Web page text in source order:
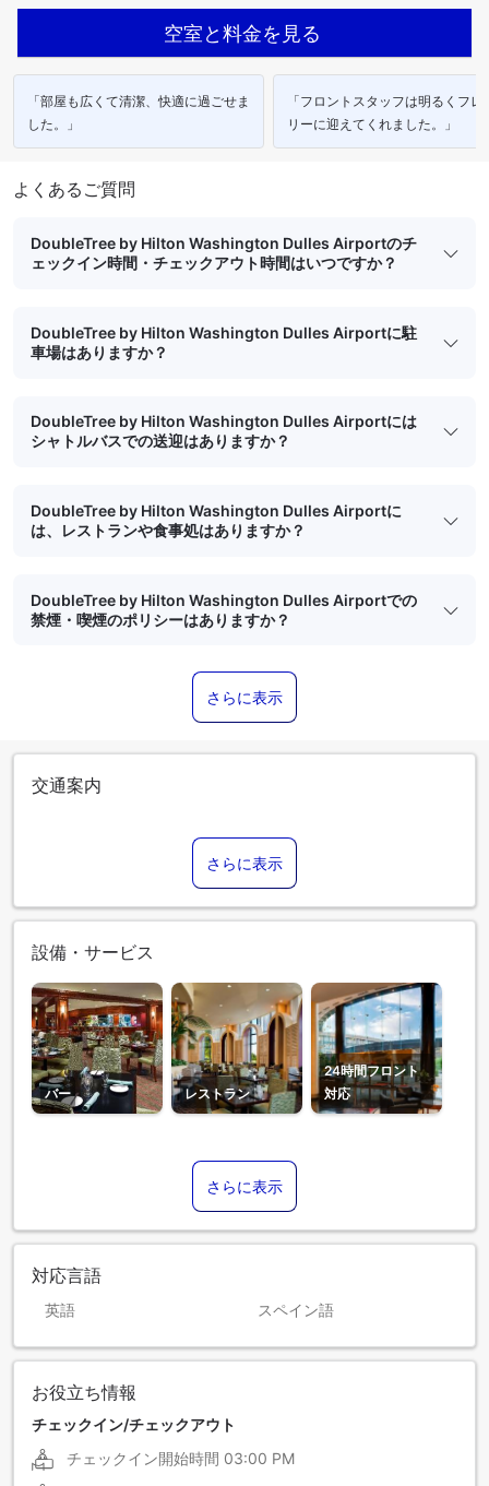
空室と料金を見る
「部屋も広くて清潔、快適に過ごせま
した。」
「フロントスタッフは明るくフレ
リーに迎えてくれました。」
よくあるご質問
DoubleTree by Hilton Washington Dulles Airportのチ
ェックイン時間・チェックアウト時間はいつですか？
DoubleTree by Hilton Washington Dulles Airportに駐
車場はありますか？
DoubleTree by Hilton Washington Dulles Airportには
シャトルバスでの送迎はありますか？
DoubleTree by Hilton Washington Dulles Airportに
は、レストランや食事処はありますか？
DoubleTree by Hilton Washington Dulles Airportでの
禁煙・喫煙のポリシーはありますか？
さらに表示
交通案内
さらに表示
設備・サービス
バー レストラン
24時間フロント
対応
さらに表示
対応言語
英語 スペイン語
お役立ち情報
チェックイン/チェックアウト
チェックイン開始時間 03:00 PM